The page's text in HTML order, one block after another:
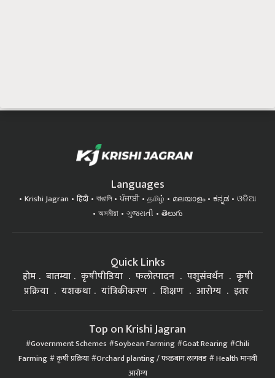
Languages
Krishi Jagran हिंदी বাঙালি ਪੰਜਾਬੀ தமிழ் മലയാളം ಕನ್ನಡ
ଓଡିଆ
অসমীয়া
ગુજરાતી తెలుగు
Quick Links
होम बातम्या कृषीपीडिया फलोत्पादन पशुसंवर्धन
कृषी
प्रक्रिया
यशकथा यांत्रिकीकरण शिक्षण आरोग्य इतर
Top on Krishi Jagran
Government Schemes Soybean Farming Goat Rearing Chili
Farming कृषी प्रक्रिया Orchard planting / फळबाग लागवड Health मानवी
आरोग्य